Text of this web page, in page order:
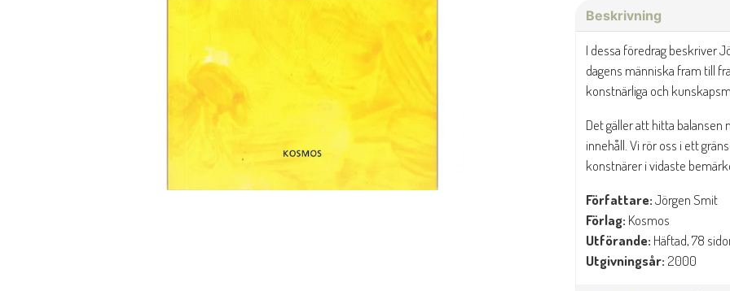
Beskrivning
I dessa föredrag beskriver
dagens människa fram till
konstnärliga och
Det gäller att hitta
innehåll. Vi rör oss i ett
konstnärer i vidaste
Författare:Jörgen Smit
Förlag: Kosmos
Utförande: Häftad, 78
Utgivningsår: 2000